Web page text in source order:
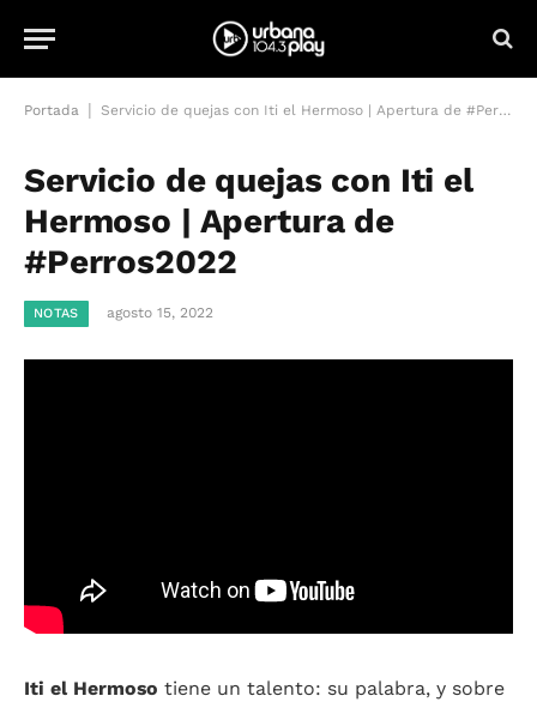
Portada Servicio de quejas con Iti el Hermoso | Apertura de #Perros2022
Servicio de quejas con Iti el
Hermoso | Apertura de
#Perros2022
NOTAS agosto 15, 2022
Iti el Hermoso tiene un talento: su palabra, y sobre